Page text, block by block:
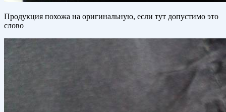
Продукция похожа на оригинальную, если тут допустимо это
слово